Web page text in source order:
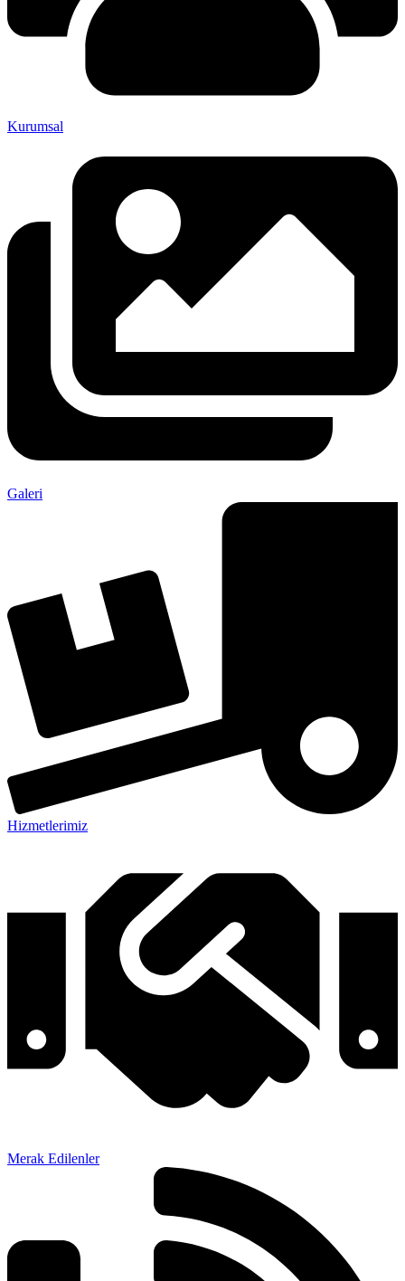
Kurumsal
Galeri
Hizmetlerimiz
Merak Edilenler